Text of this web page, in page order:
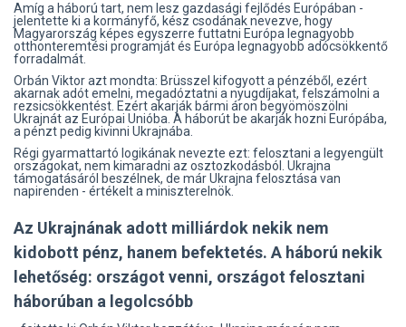
Amíg a háború tart, nem lesz gazdasági fejlődés Európában -
jelentette ki a kormányfő, kész csodának nevezve, hogy
Magyarország képes egyszerre futtatni Európa legnagyobb
otthonteremtési programját és Európa legnagyobb adócsökkentő
forradalmát.
Orbán Viktor azt mondta: Brüsszel kifogyott a pénzéből, ezért
akarnak adót emelni, megadóztatni a nyugdíjakat, felszámolni a
rezsicsökkentést. Ezért akarják bármi áron begyömöszölni
Ukrajnát az Európai Unióba. A háborút be akarják hozni Európába,
a pénzt pedig kivinni Ukrajnába.
Régi gyarmattartó logikának nevezte ezt: felosztani a legyengült
országokat, nem kimaradni az osztozkodásból. Ukrajna
támogatásáról beszélnek, de már Ukrajna felosztása van
napirenden - értékelt a miniszterelnök.
Az Ukrajnának adott milliárdok nekik nem
kidobott pénz, hanem befektetés. A háború nekik
lehetőség: országot venni, országot felosztani
háborúban a legolcsóbb